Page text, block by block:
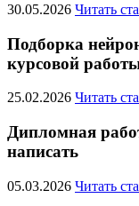
30.05.2026 Читать
Подборка
курсовой
25.02.2026 Читать
Дипломная
написать
05.03.2026 Читать